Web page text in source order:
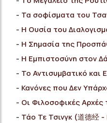
Τα σοφίσματα του
H Ουσία του
H Σημασία της
Η Εμπιστοσύνη στον
Το Αντισυμβατικό και
Κανόνες που Δεν
Οι Φιλοσοφικές Αρχές
Τάο Τε Τσινγκ (道德经 -